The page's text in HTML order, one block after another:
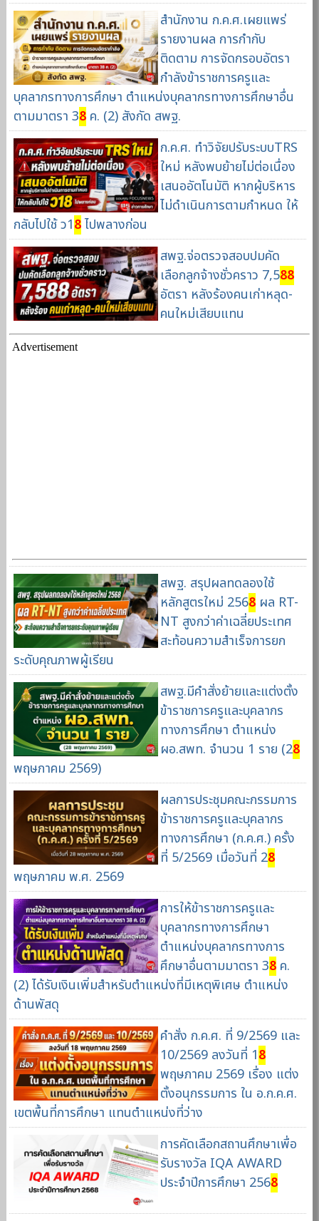
สำนักงาน ก.ค.ศ.เผยแพร่
รายงานผล การกำกับ
ติดตาม การจัดกรอบอัตรา
กำลังข้าราชการครูและ
บุคลากรทางการศึกษา ตำแหน่งบุคลากรทางการศึกษาอื่น
ตามมาตรา 38 ค. (2) สังกัด สพฐ.
ก.ค.ศ. ทำวิจัยปรับระบบTRS
ใหม่ หลังพบย้ายไม่ต่อเนื่อง
เสนออัตโนมัติ หากผู้บริหาร
ไม่ดำเนินการตามกำหนด ให้
กลับไปใช้ ว18ไปพลางก่อน
สพฐ.จ่อตรวจสอบปมคัด
เลือกลูกจ้างชั่วคราว 7,588
อัตรา หลังร้องคนเก่าหลุด-
คนใหม่เสียบแทน
Advertisement
สพฐ. สรุปผลทดลองใช้
หลักสูตรใหม่ 2568ผล RT-
NT สูงกว่าค่าเฉลี่ยประเทศ
สะท้อนความสำเร็จการยก
ระดับคุณภาพผู้เรียน
สพฐ.มีคำสั่งย้ายและแต่งตั้ง
ข้าราชการครูและบุคลากร
ทางการศึกษา ตำแหน่ง
ผอ.สพท. จำนวน 1 ราย (28
พฤษภาคม 2569)
ผลการประชุมคณะกรรมการ
ข้าราชการครูและบุคลากร
ทางการศึกษา (ก.ค.ศ.) ครั้ง
ที่ 5/2569 เมื่อวันที่ 28
พฤษภาคม พ.ศ. 2569
การให้ข้าราชการครูและ
บุคลากรทางการศึกษา
ตำแหน่งบุคลากรทางการ
ศึกษาอื่นตามมาตรา 38ค.
(2) ได้รับเงินเพิ่มสำหรับตำแหน่งที่มีเหตุพิเศษ ตำแหน่ง
ด้านพัสดุ
คำสั่ง ก.ค.ศ. ที่ 9/2569 และ
10/2569 ลงวันที่ 18
พฤษภาคม 2569 เรื่อง แต่ง
ตั้งอนุกรรมการ ใน อ.ก.ค.ศ.
เขตพื้นที่การศึกษา แทนตำแหน่งที่ว่าง
การคัดเลือกสถานศึกษาเพื่อ
รับรางวัล IQA AWARD
ประจำปีการศึกษา 2568